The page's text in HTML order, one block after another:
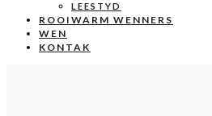
LEESTYD
ROOIWARM WENNERS
WEN
KONTAK